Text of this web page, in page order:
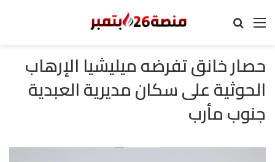
القائمة
حصار خانق تفرضه ميليشيا الإرهاب
الحوثية على سكان مديرية العبدية
جنوب مأرب